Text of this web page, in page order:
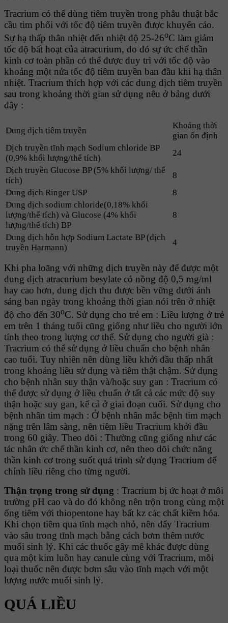
Tracrium có thể dùng tiêm truyền trong phẫu thuật bắc
cầu tim phổi với tốc độ tiêm truyền được khuyến cáo.
Sự hạ thấp thân nhiệt đến nhiệt độ 25-26oC làm giảm
tốc độ bất hoạt của atracurium, do đó sự ức chế thần
kinh cơ toàn phần có thể được duy trì với tốc độ vào
khoảng một nửa tốc độ tiêm truyền ban đầu khi hạ thân
nhiệt. Tracrium thích hợp với các dung dịch tiêm truyền
sau trong khoảng thời gian sử dụng nêu ở bảng dưới
đây :
Dung dịch tiêm truyền
Khoảng thời
gian ổn định
Dịch truyền tĩnh mạch Sodium chloride BP
(0,9% khối lượng/thể tích)
24
Dịch truyền Glucose BP (5% khối lượng/ thể
tích)
8
Dung dịch Ringer USP
8
Dung dịch sodium chloride(0,18% khối
lượng/thể tích) và Glucose (4% khối
lượng/thể tích) BP
8
Dung dịch hỗn hợp Sodium Lactate BP (dịch
truyền Harmann)
4
Khi pha loãng với những dịch truyền này để được một
dung dịch atracurium besylate có nồng độ 0,5 mg/ml
hay cao hơn, dung dịch thu được bền vững dưới ánh
sáng ban ngày trong khoảng thời gian nói trên ở nhiệt
độ cho đến 30oC. Sử dụng cho trẻ em : Liều lượng ở trẻ
em trên 1 tháng tuổi cũng giống như liều cho người lớn
tính theo trong lượng cơ thể. Sử dụng cho người già :
Tracrium có thể sử dụng ở liều chuẩn cho bệnh nhân
cao tuổi. Tuy nhiên nên dùng liều khởi đầu thấp nhất
trong khoảng liều sử dụng và tiêm thật chậm. Sử dụng
cho bệnh nhân suy thận và/hoặc suy gan : Tracrium có
thể được sử dụng ở liều chuẩn ở tất cả các mức độ suy
thận hoặc suy gan, kể cả ở giai đoạn cuối. Sử dụng cho
bệnh nhân tim mạch : Ở bệnh nhân mắc bệnh tim mạch
nặng trên lâm sàng, nên tiêm liều Tracrium khởi đầu
trong 60 giây. Theo dõi : Thường cũng giống như các
tác nhân ức chế thần kinh cơ, nên theo dõi chức năng
thần kinh cơ trong suốt quá trình sử dụng Tracrium để
chỉnh liều riêng cho từng người.
Thận trọng trong sử dụng : Tracrium bị ức hoạt ở môi
trường pH cao và do đó không nên trộn trong cùng một
ống tiêm với thiopentone hay bất kz các chất kiềm hóa.
Khi chọn tiêm qua tĩnh mạch nhỏ, nên đẩy Tracrium
vào sâu trong tĩnh mạch bằng cách bơm thêm nước
muối sinh lý. Khi các thuốc gây mê khác được dùng
qua một kim luồn hay canule cùng với Tracrium, mỗi
loại thuốc nên được bơm sâu vào tĩnh mạch với một
lượng nước muối sinh lý.
QUÁ LIỀU